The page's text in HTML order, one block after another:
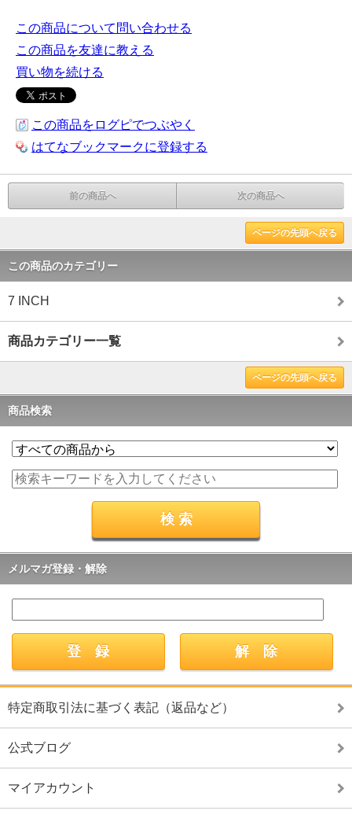
この商品について問い合わせる
この商品を友達に教える
買い物を続ける
この商品をログピでつぶやく
はてなブックマークに登録する
前の商品へ 次の商品へ
ページの先頭へ戻る
この商品のカテゴリー
7 INCH
商品カテゴリー一覧
ページの先頭へ戻る
商品検索
メルマガ登録・解除
特定商取引法に基づく表記（返品など）
公式ブログ
マイアカウント